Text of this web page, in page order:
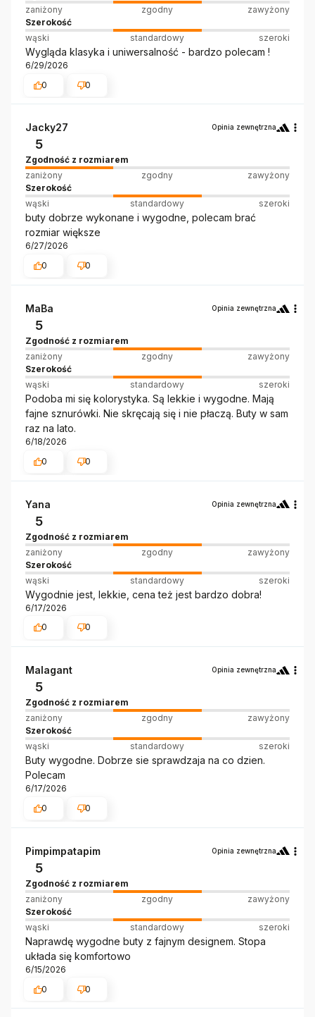
zaniżony
zgodny
zawyżony
Szerokość
wąski
standardowy szeroki
Wygląda klasyka i uniwersalność - bardzo polecam !
6/29/2026
0
0
Jacky27 Opinia zewnętrzna
5
Zgodność z rozmiarem
zaniżony
zgodny
zawyżony
Szerokość
wąski
standardowy szeroki
buty dobrze wykonane i wygodne, polecam brać
rozmiar większe
6/27/2026
0
0
MaBa Opinia zewnętrzna
5
Zgodność z rozmiarem
zaniżony
zgodny
zawyżony
Szerokość
wąski
standardowy szeroki
Podoba mi się kolorystyka. Są lekkie i wygodne. Mają
fajne sznurówki. Nie skręcają się i nie płaczą. Buty w sam
raz na lato.
6/18/2026
0
0
Yana Opinia zewnętrzna
5
Zgodność z rozmiarem
zaniżony
zgodny
zawyżony
Szerokość
wąski
standardowy szeroki
Wygodnie jest, lekkie, cena też jest bardzo dobra!
6/17/2026
0
0
Malagant Opinia zewnętrzna
5
Zgodność z rozmiarem
zaniżony
zgodny
zawyżony
Szerokość
wąski
standardowy szeroki
Buty wygodne. Dobrze sie sprawdzaja na co dzien.
Polecam
6/17/2026
0
0
Pimpimpatapim Opinia zewnętrzna
5
Zgodność z rozmiarem
zaniżony
zgodny
zawyżony
Szerokość
wąski
standardowy szeroki
Naprawdę wygodne buty z fajnym designem. Stopa
układa się komfortowo
6/15/2026
0
0